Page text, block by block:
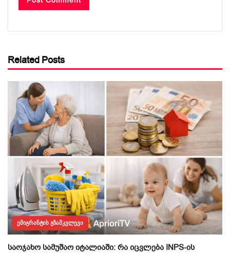
Related Posts
ᲔᲛᲘᲒᲠᲐᲜᲢᲘᲡ ᲒᲖᲐᲛᲙᲕᲚᲔᲕᲘ
საოჯახო სამუშაო იტალიაში: რა იცვლება INPS-ის